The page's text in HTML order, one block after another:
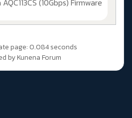
page: 0.084 seconds
byKunena Forum